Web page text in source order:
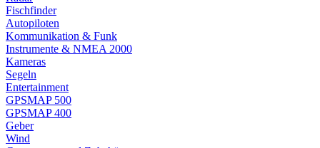
Fischfinder
Autopiloten
Kommunikation & Funk
Instrumente & NMEA 2000
Kameras
Segeln
Entertainment
GPSMAP 500
GPSMAP 400
Geber
Wind